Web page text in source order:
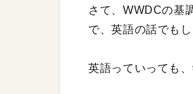
さて、WWDCの基
で、英語の話でもし
英語っていっても